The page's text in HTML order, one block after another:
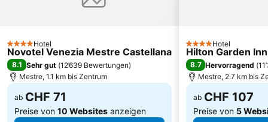
Markusdom
Sant'Erasmo
4 SterneHotel
Novotel Venezia Mestre Castellana
8.1 Sehr gut (12’639 Bewertungen)
Mestre, 1.1 km bis Zentrum
ab CHF 71
Preise von 10 Websites anzeigen
4 SterneHotel
Hilton Garden
8.7 Hervorragend (
Mestre, 2.7 km bis
ab CHF 107
Preise von 5